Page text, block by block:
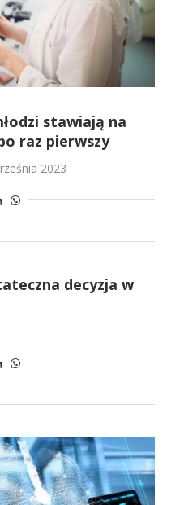
stawiają na
raz pierwszy
2023
decyzja w